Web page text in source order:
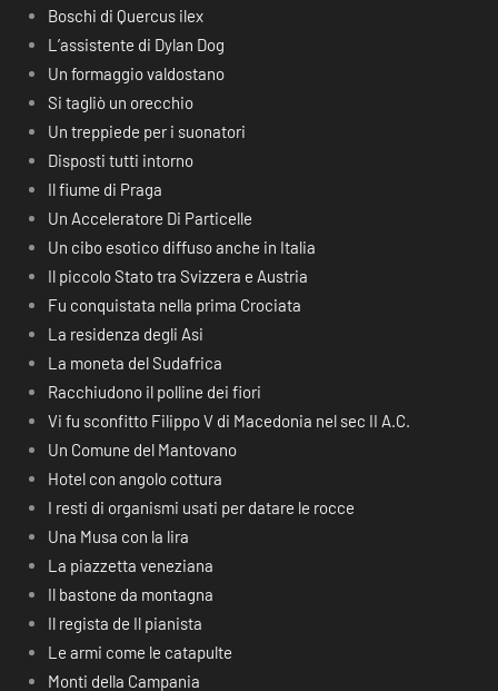
Boschi di Quercus ilex
L’assistente di Dylan Dog
Un formaggio valdostano
Si tagliò un orecchio
Un treppiede per i suonatori
Disposti tutti intorno
Il fiume di Praga
Un Acceleratore Di Particelle
Un cibo esotico diffuso anche in Italia
Il piccolo Stato tra Svizzera e Austria
Fu conquistata nella prima Crociata
La residenza degli Asi
La moneta del Sudafrica
Racchiudono il polline dei fiori
Vi fu sconfitto Filippo V di Macedonia nel sec II A.C.
Un Comune del Mantovano
Hotel con angolo cottura
I resti di organismi usati per datare le rocce
Una Musa con la lira
La piazzetta veneziana
Il bastone da montagna
Il regista de Il pianista
Le armi come le catapulte
Monti della Campania